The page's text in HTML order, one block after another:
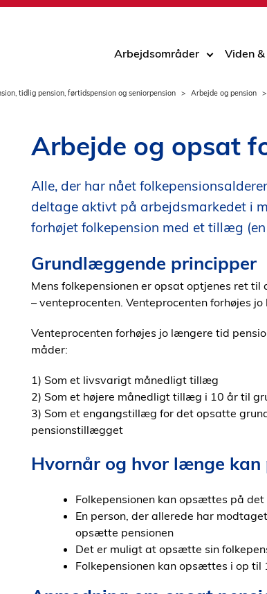
Arbejdsområder Viden
tidlig pension, førtidspension og seniorpension Arbejde og pension
Arbejde og opsat
Alle, der har nået
deltage aktivt på arbejdsmarkedet i
forhøjet folkepension med et tillæg
Grundlæggende principper
Mens folkepensionen er opsat optjenes ret
– venteprocenten. Venteprocenten forhøjes
Venteprocenten forhøjes jo længere tid
måder:
1) Som et livsvarigt månedligt tillæg
2) Som et højere månedligt tillæg i 10 år til
3) Som et engangstillæg for det opsatte
pensionstillægget
Hvornår og hvor længe
Folkepensionen kan opsættes på
En person, der allerede har
opsætte pensionen
Det er muligt at opsætte sin
Folkepensionen kan opsættes i op til